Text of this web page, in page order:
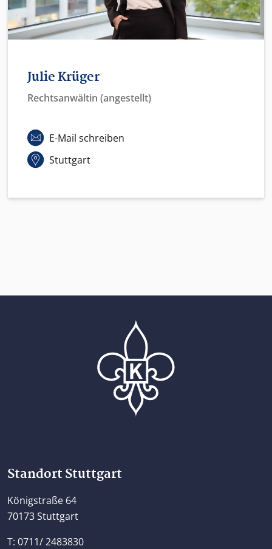
Julie Krüger
Rechtsanwältin (angestellt)
E-Mail schreiben
Stuttgart
Standort Stuttgart
Königstraße 64
70173 Stuttgart
T: 0711/ 2483830
Home